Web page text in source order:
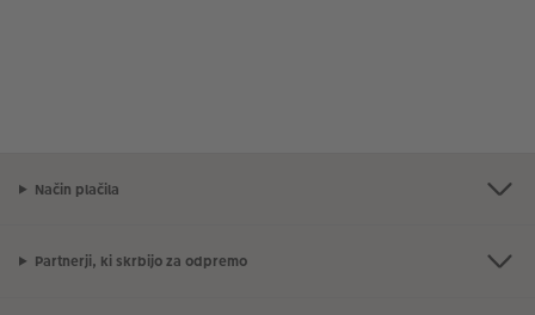
Način plačila
Partnerji, ki skrbijo za odpremo